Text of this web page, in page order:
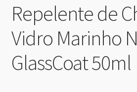
Repelente de
Vidro Marinho
GlassCoat 50ml